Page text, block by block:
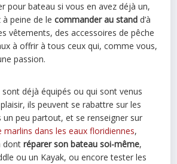
pour bateau si vous en avez déjà un,
à peine de lecommander au stand d’à
vêtements, des accessoires de pêche
à offrir à tous ceux qui, comme vous,
passion.
déjà équipés ou qui sont venus
ils peuvent se rabattre sur les
un peu partout, et se renseigner sur
marlins dans les eaux floridiennes,
dontréparer son bateau soi-même,
ou un Kayak, ou encore tester les